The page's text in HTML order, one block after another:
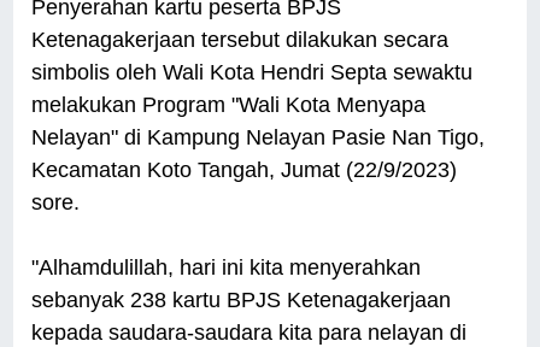
Penyerahan kartu peserta BPJS
Ketenagakerjaan tersebut dilakukan secara
simbolis oleh Wali Kota Hendri Septa sewaktu
melakukan Program "Wali Kota Menyapa
Nelayan" di Kampung Nelayan Pasie Nan Tigo,
Kecamatan Koto Tangah, Jumat (22/9/2023)
sore.
"Alhamdulillah, hari ini kita menyerahkan
sebanyak 238 kartu BPJS Ketenagakerjaan
kepada saudara-saudara kita para nelayan di